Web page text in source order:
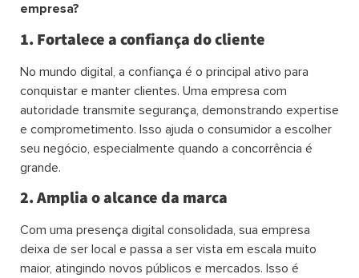
empresa?
1. Fortalece a confiança do cliente
No mundo digital, a confiança é o principal ativo para
conquistar e manter clientes. Uma empresa com
autoridade transmite segurança, demonstrando expertise
e comprometimento. Isso ajuda o consumidor a escolher
seu negócio, especialmente quando a concorrência é
grande.
2. Amplia o alcance da marca
Com uma presença digital consolidada, sua empresa
deixa de ser local e passa a ser vista em escala muito
maior, atingindo novos públicos e mercados. Isso é